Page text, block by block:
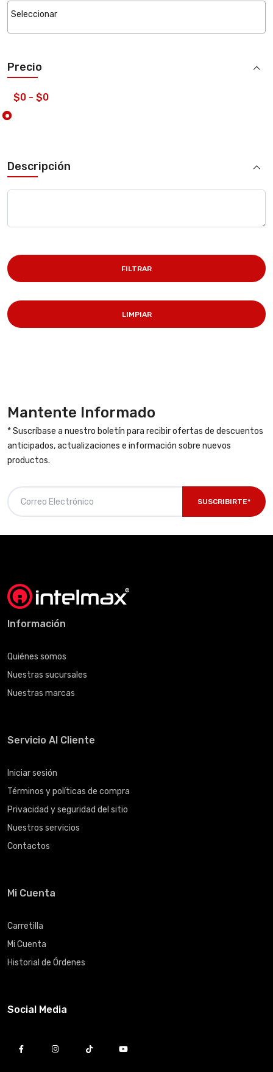
Precio
Descripción
FILTRAR
LIMPIAR
Mantente Informado
* Suscríbase a nuestro boletín para recibir ofertas de descuentos
anticipados, actualizaciones e información sobre nuevos
productos.
SUSCRIBIRTE*
Información
Quiénes somos
Nuestras sucursales
Nuestras marcas
Servicio Al Cliente
Iniciar sesión
Términos y políticas de compra
Privacidad y seguridad del sitio
Nuestros servicios
Contactos
Mi Cuenta
Carretilla
Mi Cuenta
Historial de Órdenes
Social Media